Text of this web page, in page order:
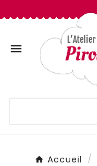

Accueil